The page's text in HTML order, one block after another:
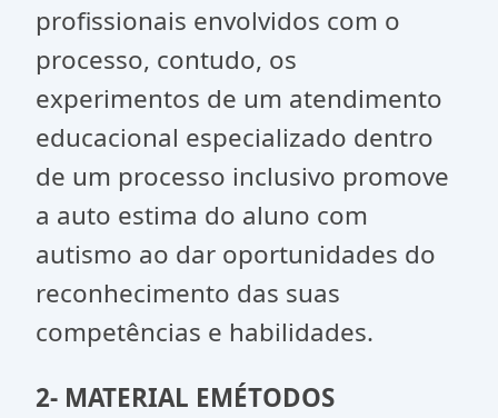
profissionais envolvidos com o
processo, contudo, os
experimentos de um atendimento
educacional especializado dentro
de um processo inclusivo promove
a auto estima do aluno com
autismo ao dar oportunidades do
reconhecimento das suas
competências e habilidades.
2- MATERIAL EMÉTODOS